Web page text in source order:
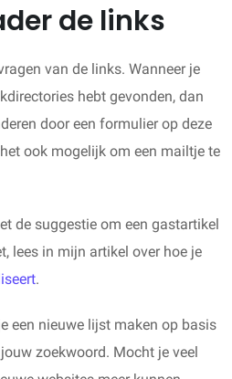
de links
van de links. Wanneer je
hebt gevonden, dan
door een formulier op deze
ook mogelijk om een mailtje te
de suggestie om een gastartikel
lees in mijn artikel over hoe je
.
een nieuwe lijst maken op basis
zoekwoord. Mocht je veel